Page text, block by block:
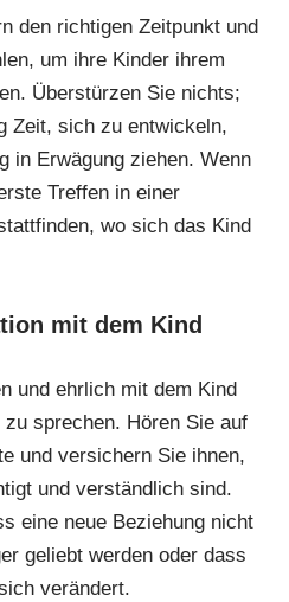
den richtigen Zeitpunkt und
um ihre Kinder ihrem
Überstürzen Sie nichts;
Zeit, sich zu entwickeln,
in Erwägung ziehen. Wenn
Treffen in einer
wo sich das Kind
mit dem Kind
und ehrlich mit dem Kind
sprechen. Hören Sie auf
und versichern Sie ihnen,
und verständlich sind.
eine neue Beziehung nicht
geliebt werden oder dass
verändert.